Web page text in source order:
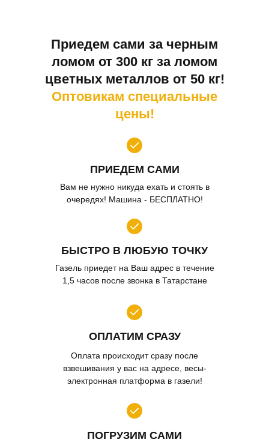
Приедем сами за черным
ломом от 300 кг за ломом
цветных металлов от 50 кг!
Оптовикам специальные
цены!
ПРИЕДЕМ САМИ
Вам не нужно никуда ехать и стоять в
очередях! Машина - БЕСПЛАТНО!
БЫСТРО В ЛЮБУЮ ТОЧКУ
Газель приедет на Ваш адрес в течение
1,5 часов после звонка в Татарстане
ОПЛАТИМ СРАЗУ
Оплата происходит сразу после
взвешивания у вас на адресе, весы-
электронная платформа в газели!
ПОГРУЗИМ САМИ